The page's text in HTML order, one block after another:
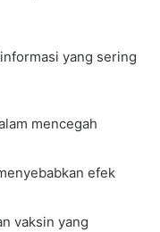
yang sering
mencegah
efek
vaksin yang